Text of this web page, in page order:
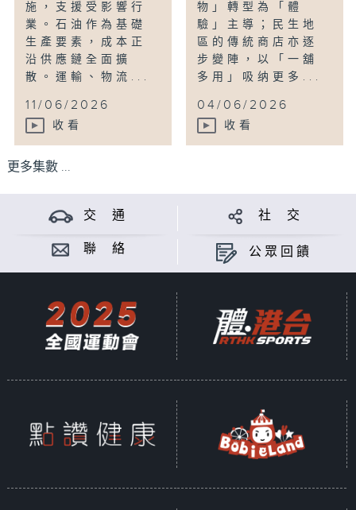
施，支援受影響行
業。石油作為基礎
生產要素，成本正
沿供應鏈全面擴
散。運輸、物流...
11/06/2026
收看
物」轉型為「體
驗」主導；民生地
區的傳統商店亦逐
步變陣，以「一舖
多用」吸纳更多...
04/06/2026
收看
更多集數 ...
交 通 社 交
聯 絡 公眾回饋